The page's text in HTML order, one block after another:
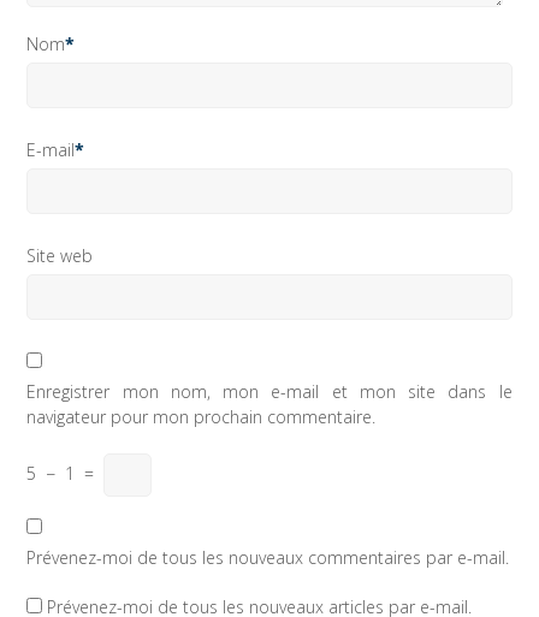
Nom*
E-mail*
Site web
Enregistrer mon nom, mon e-mail et mon site dans le
navigateur pour mon prochain commentaire.
5 − 1 =
Prévenez-moi de tous les nouveaux commentaires par e-mail.
Prévenez-moi de tous les nouveaux articles par e-mail.